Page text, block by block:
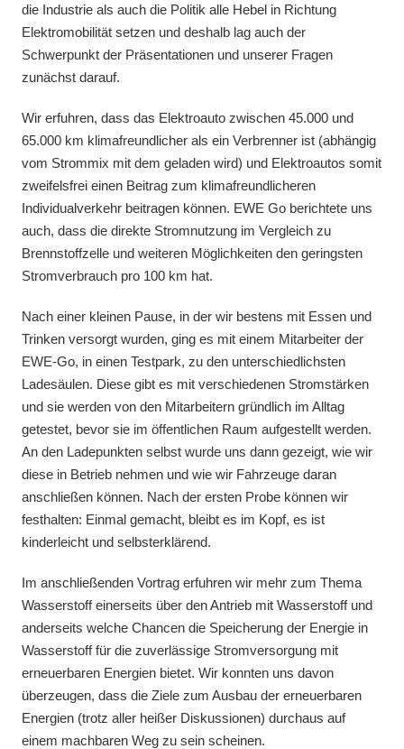
die Industrie als auch die Politik alle Hebel in Richtung
Elektromobilität setzen und deshalb lag auch der
Schwerpunkt der Präsentationen und unserer Fragen
zunächst darauf.
Wir erfuhren, dass das Elektroauto zwischen 45.000 und
65.000 km klimafreundlicher als ein Verbrenner ist (abhängig
vom Strommix mit dem geladen wird) und Elektroautos somit
zweifelsfrei einen Beitrag zum klimafreundlicheren
Individualverkehr beitragen können. EWE Go berichtete uns
auch, dass die direkte Stromnutzung im Vergleich zu
Brennstoffzelle und weiteren Möglichkeiten den geringsten
Stromverbrauch pro 100 km hat.
Nach einer kleinen Pause, in der wir bestens mit Essen und
Trinken versorgt wurden, ging es mit einem Mitarbeiter der
EWE-Go, in einen Testpark, zu den unterschiedlichsten
Ladesäulen. Diese gibt es mit verschiedenen Stromstärken
und sie werden von den Mitarbeitern gründlich im Alltag
getestet, bevor sie im öffentlichen Raum aufgestellt werden.
An den Ladepunkten selbst wurde uns dann gezeigt, wie wir
diese in Betrieb nehmen und wie wir Fahrzeuge daran
anschließen können. Nach der ersten Probe können wir
festhalten: Einmal gemacht, bleibt es im Kopf, es ist
kinderleicht und selbsterklärend.
Im anschließenden Vortrag erfuhren wir mehr zum Thema
Wasserstoff einerseits über den Antrieb mit Wasserstoff und
anderseits welche Chancen die Speicherung der Energie in
Wasserstoff für die zuverlässige Stromversorgung mit
erneuerbaren Energien bietet. Wir konnten uns davon
überzeugen, dass die Ziele zum Ausbau der erneuerbaren
Energien (trotz aller heißer Diskussionen) durchaus auf
einem machbaren Weg zu sein scheinen.